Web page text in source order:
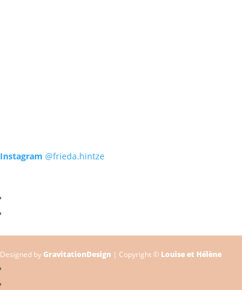
Instagram @frieda.hintze
Designed byGravitationDesign | Copyright © Louise et Hélène